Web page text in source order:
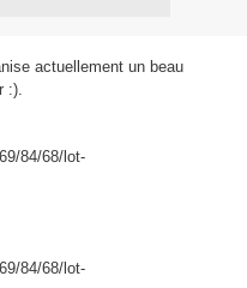
actuellement un beau
:).